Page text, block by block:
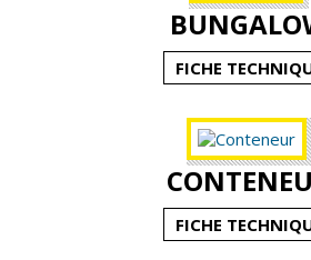
Qui sommes-
Nos agences
Contact
FICHE
FICHE